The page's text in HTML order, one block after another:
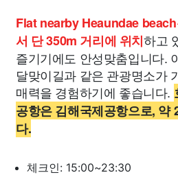
Flat nearby Heaundae
서 단 350m 거리에 위치하고
즐기기에도 안성맞춤입니다.
달맞이길과 같은 관광명소가
매력을 경험하기에 좋습니다.
공항은 김해국제공항으로, 약
다.
체크인: 15:00~23:30